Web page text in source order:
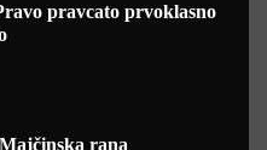
pravcato prvoklasno
rana